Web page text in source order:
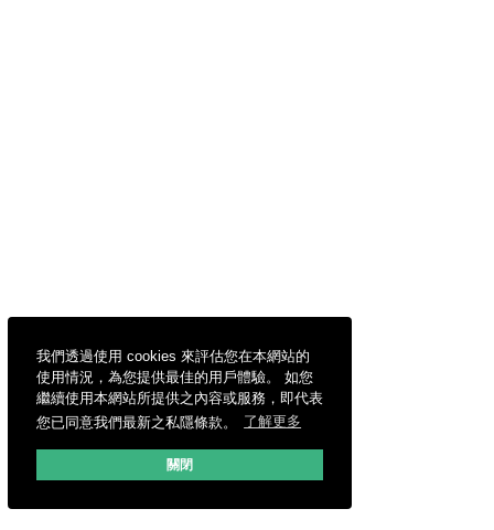
我們透過使用 cookies 來評估您在本網站的
使用情況，為您提供最佳的用戶體驗。 如您
繼續使用本網站所提供之內容或服務，即代表
您已同意我們最新之私隱條款。
了解更多
關閉